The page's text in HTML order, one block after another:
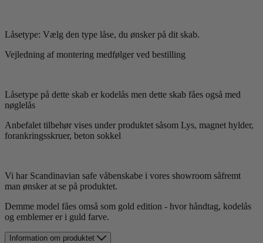
Låsetype: Vælg den type låse, du ønsker på dit skab.
Vejledning af montering medfølger ved bestilling
Låsetype på dette skab er kodelås men dette skab fåes også med
nøglelås
Anbefalet tilbehør vises under produktet såsom Lys, magnet hylder,
forankringsskruer, beton sokkel
Vi har Scandinavian safe våbenskabe i vores showroom såfremt
man ønsker at se på produktet.
Demme model fåes omså som gold edition - hvor håndtag, kodelås
og emblemer er i guld farve.
Information om produktet